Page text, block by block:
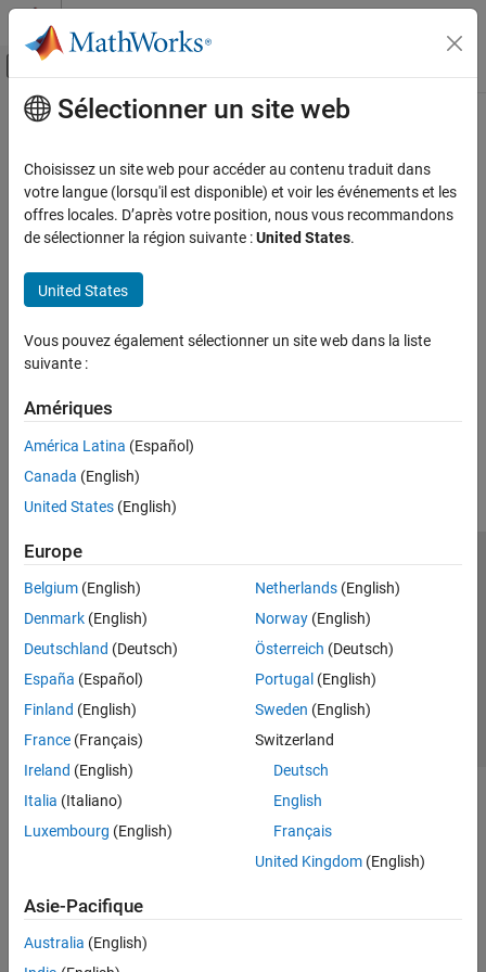
Passer au contenu
Activer/désactiver l'affichage du menu
Accueil de la documentation
Contenu principal
How useful was this information?
Sélectionner un site web
Choisissez un site web pour accéder au contenu traduit dans
votre langue (lorsqu'il est disponible) et voir les événements et les
offres locales. D’après votre position, nous vous recommandons
de sélectionner la région suivante :United States.
United States
Vous pouvez également sélectionner un site web dans la liste
suivante :
Amériques
América Latina (Español)
Canada (English)
United States (English)
Europe
Belgium (English)
Denmark (English)
Deutschland (Deutsch)
España (Español)
Finland (English)
France (Français)
Ireland (English)
Italia (Italiano)
Luxembourg (English)
Netherlands(English)
Norway(English)
Österreich (Deutsch)
Portugal (English)
Sweden (English)
Switzerland
Deutsch
English
Français
United Kingdom(English)
Asie-Pacifique
Australia (English)
Lutte anti-piratage
Contacts locaux
© 1994-2026 The MathWorks, Inc.